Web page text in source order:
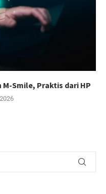
Smile, Praktis dari HP